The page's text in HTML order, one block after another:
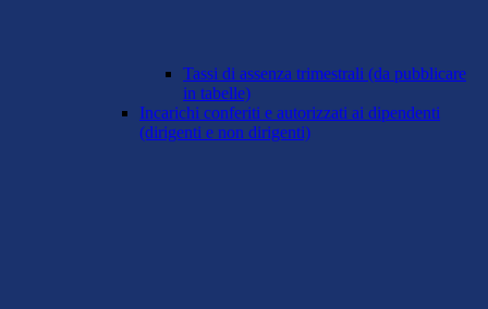
Tassi di assenza trimestrali (da pubblicare
in tabelle)
Incarichi conferiti e autorizzati ai dipendenti
(dirigenti e non dirigenti)